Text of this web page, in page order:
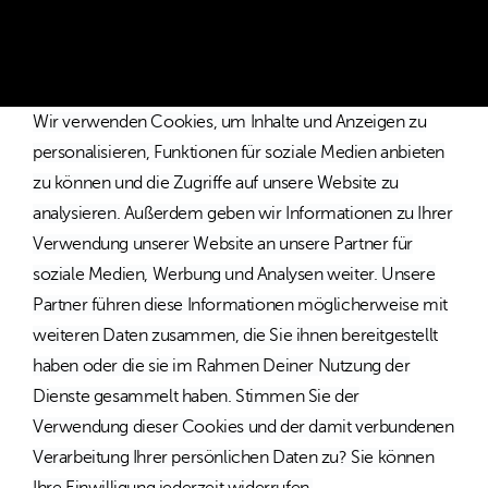
Wir verwenden Cookies, um Inhalte und Anzeigen zu
personalisieren, Funktionen für soziale Medien anbieten
zu können und die Zugriffe auf unsere Website zu
analysieren. Außerdem geben wir Informationen zu Ihrer
Verwendung unserer Website an unsere Partner für
soziale Medien, Werbung und Analysen weiter. Unsere
Partner führen diese Informationen möglicherweise mit
weiteren Daten zusammen, die Sie ihnen bereitgestellt
haben oder die sie im Rahmen Deiner Nutzung der
Dienste gesammelt haben. Stimmen Sie der
Verwendung dieser Cookies und der damit verbundenen
Verarbeitung Ihrer persönlichen Daten zu? Sie können